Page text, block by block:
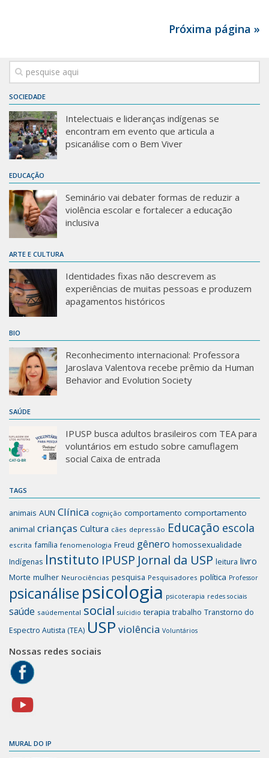
Próxima página »
SOCIEDADE
Intelectuais e lideranças indígenas se
encontram em evento que articula a
psicanálise com o Bem Viver
EDUCAÇÃO
Seminário vai debater formas de reduzir a
violência escolar e fortalecer a educação
inclusiva
ARTE E CULTURA
Identidades fixas não descrevem as
experiências de muitas pessoas e produzem
apagamentos históricos
BIO
Reconhecimento internacional: Professora
Jaroslava Valentova recebe prêmio da Human
Behavior and Evolution Society
SAÚDE
IPUSP busca adultos brasileiros com TEA para
voluntários em estudo sobre camuflagem
social Caixa de entrada
TAGS
animais AUN Clínica cognição comportamento comportamento
animal crianças Cultura cães depressão Educação escola
escrita família fenomenologia Freud gênero homossexualidade
Indígenas Instituto IPUSP Jornal da USP leitura livro
Morte mulher Neurociências pesquisa Pesquisadores política Professor
psicanálise psicologia psicoterapia redes sociais
saúde saúdemental social suícidio terapia trabalho Transtorno do
Espectro Autista (TEA) USP violência Voluntários
Nossas redes sociais
MURAL DO IP